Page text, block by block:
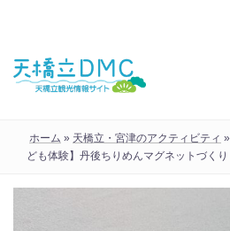
ホーム » 天橋立・宮津のアクティビティ »
ども体験】丹後ちりめんマグネットづくり